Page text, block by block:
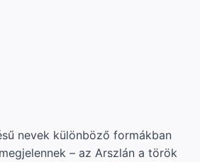
nevek különböző formákban
– az Arszlán a török